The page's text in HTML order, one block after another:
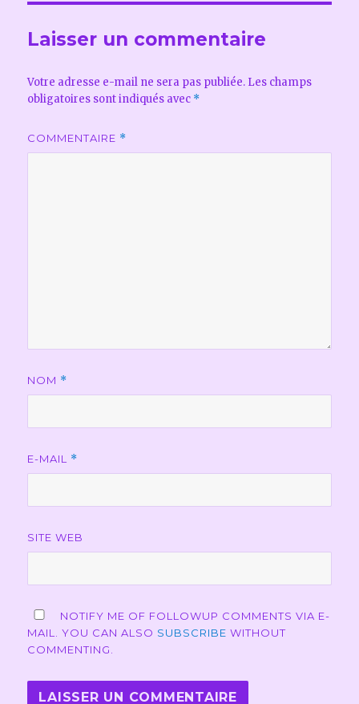
Laisser un commentaire
Votre adresse e-mail ne sera pas publiée. Les champs
obligatoires sont indiqués avec *
COMMENTAIRE *
NOM *
E-MAIL *
SITE WEB
NOTIFY ME OF FOLLOWUP COMMENTS VIA E-
MAIL. YOU CAN ALSO SUBSCRIBE WITHOUT
COMMENTING.